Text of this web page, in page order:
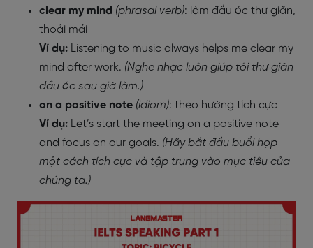
clear my mind (phrasal verb): làm đầu óc thư giãn,
thoải mái
Ví dụ: Listening to music always helps me clear my
mind after work. (Nghe nhạc luôn giúp tôi thư giãn
đầu óc sau giờ làm.)
on a positive note (idiom): theo hướng tích cực
Ví dụ: Let’s start the meeting on a positive note
and focus on our goals. (Hãy bắt đầu buổi họp
một cách tích cực và tập trung vào mục tiêu của
chúng ta.)